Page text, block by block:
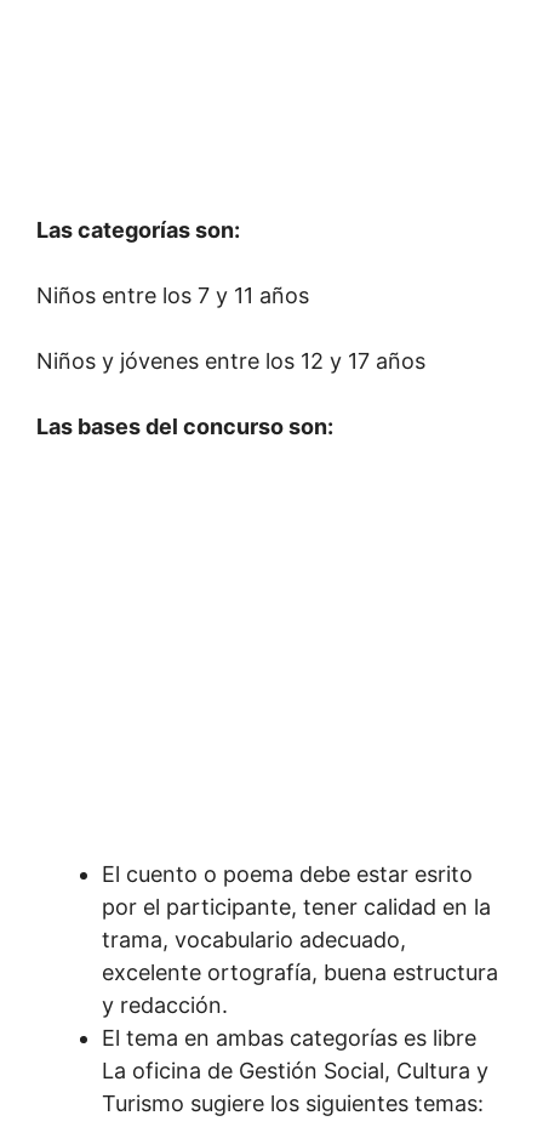
Las categorías son:
Niños entre los 7 y 11 años
Niños y jóvenes entre los 12 y 17 años
Las bases del concurso son:
El cuento o poema debe estar esrito
por el participante, tener calidad en la
trama, vocabulario adecuado,
excelente ortografía, buena estructura
y redacción.
El tema en ambas categorías es libre
La oficina de Gestión Social, Cultura y
Turismo sugiere los siguientes temas: